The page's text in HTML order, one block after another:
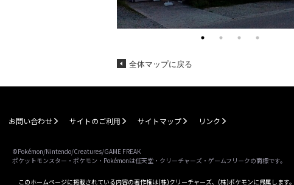
全体マップに戻る
お問い合わせ サイトのご利用 サイトマップ リンク
©Pokémon/Nintendo/Creatures/GAME FREAK
ポケットモンスター・ポケモン・Pokémonは任天堂・クリーチャーズ・ゲームフリークの商標です。
このホームページに掲載されている内容の著作権は(株)クリーチャーズ、(株)ポケモンに帰属します